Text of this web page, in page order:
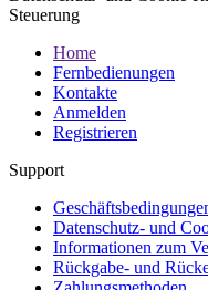
Steuerung
Home
Fernbedienungen
Kontakte
Anmelden
Registrieren
Support
Datenschutz- und
Informationen zum
Rückgabe- und